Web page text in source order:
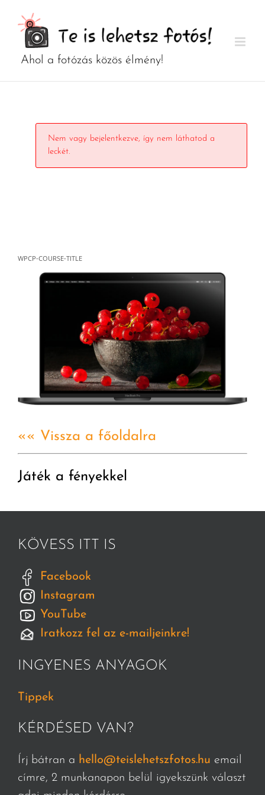
Nem vagy bejelentkezve, így nem láthatod a
leckét.
WPCP-COURSE-TITLE
«« Vissza a főoldalra
Játék a fényekkel
KÖVESS ITT IS
Facebook
Instagram
YouTube
Iratkozz fel az e-mailjeinkre!
INGYENES ANYAGOK
Tippek
KÉRDÉSED VAN?
Írj bátran a hello@teislehetszfotos.hu email
címre, 2 munkanapon belül igyekszünk választ